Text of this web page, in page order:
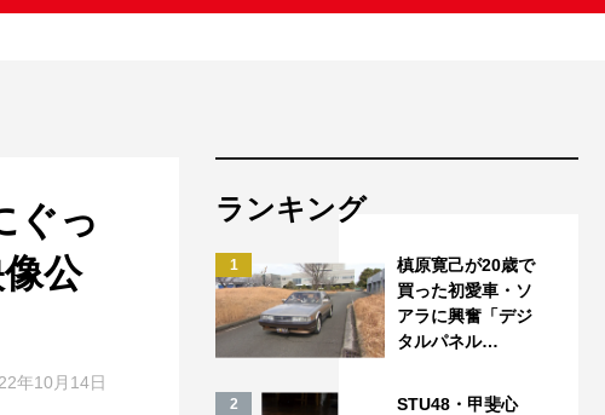
ぐっ
公
年10月14日
ランキング
1
槙原寛己が20歳で
買った初愛車・ソ
アラに興奮「デジ
タルパネル…
2
STU48・甲斐心